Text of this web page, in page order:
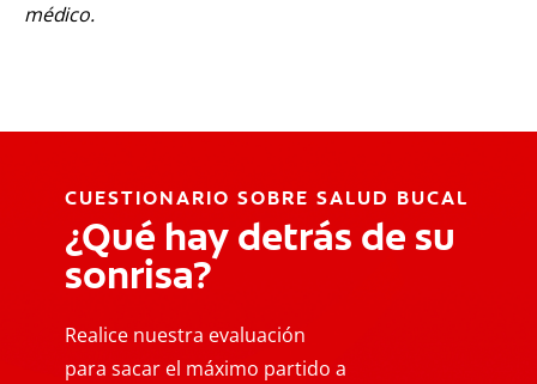
médico.
CUESTIONARIO SOBRE SALUD BUCAL
¿Qué hay detrás de su
sonrisa?
Realice nuestra evaluación
para sacar el máximo partido a